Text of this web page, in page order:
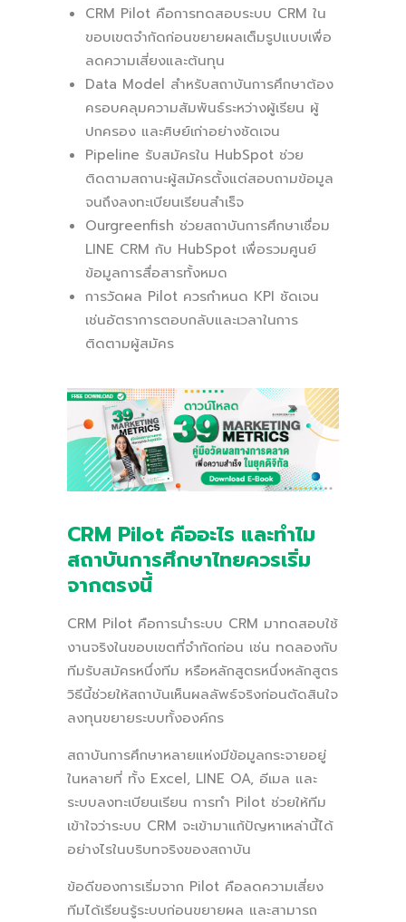
CRM Pilot คือการทดสอบระบบ CRM ใน
ขอบเขตจำกัดก่อนขยายผลเต็มรูปแบบเพื่อ
ลดความเสี่ยงและต้นทุน
Data Model สำหรับสถาบันการศึกษาต้อง
ครอบคลุมความสัมพันธ์ระหว่างผู้เรียน ผู้
ปกครอง และศิษย์เก่าอย่างชัดเจน
Pipeline รับสมัครใน HubSpot ช่วย
ติดตามสถานะผู้สมัครตั้งแต่สอบถามข้อมูล
จนถึงลงทะเบียนเรียนสำเร็จ
Ourgreenfish ช่วยสถาบันการศึกษาเชื่อม
LINE CRM กับ HubSpot เพื่อรวมศูนย์
ข้อมูลการสื่อสารทั้งหมด
การวัดผล Pilot ควรกำหนด KPI ชัดเจน
เช่นอัตราการตอบกลับและเวลาในการ
ติดตามผู้สมัคร
CRM Pilot คืออะไร และทำไม
สถาบันการศึกษาไทยควรเริ่ม
จากตรงนี้
CRM Pilot คือการนำระบบ CRM มาทดสอบใช้
งานจริงในขอบเขตที่จำกัดก่อน เช่น ทดลองกับ
ทีมรับสมัครหนึ่งทีม หรือหลักสูตรหนึ่งหลักสูตร
วิธีนี้ช่วยให้สถาบันเห็นผลลัพธ์จริงก่อนตัดสินใจ
ลงทุนขยายระบบทั้งองค์กร
สถาบันการศึกษาหลายแห่งมีข้อมูลกระจายอยู่
ในหลายที่ ทั้ง Excel, LINE OA, อีเมล และ
ระบบลงทะเบียนเรียน การทำ Pilot ช่วยให้ทีม
เข้าใจว่าระบบ CRM จะเข้ามาแก้ปัญหาเหล่านี้ได้
อย่างไรในบริบทจริงของสถาบัน
ข้อดีของการเริ่มจาก Pilot คือลดความเสี่ยง
ทีมได้เรียนรู้ระบบก่อนขยายผล และสามารถ